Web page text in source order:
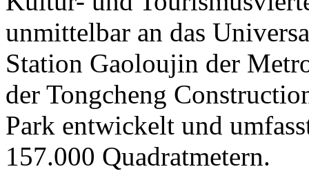
unmittelbar an das
Station Gaoloujin der
der Tongcheng
Park entwickelt und
157.000 Quadratmetern.